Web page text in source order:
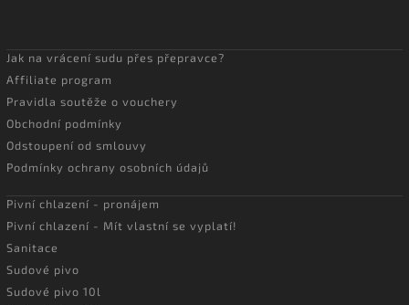
Jak na vrácení sudu přes přepravce?
Affiliate program
Pravidla soutěže o vouchery
Obchodní podmínky
Odstoupení od smlouvy
Podmínky ochrany osobních údajů
Pivní chlazení - pronájem
Pivní chlazení - Mít vlastní se vyplatí!
Sanitace
Sudové pivo
Sudové pivo 10l